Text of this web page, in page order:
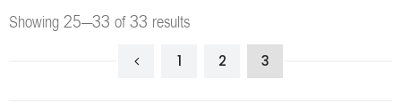
Showing 25–33 of 33 results
1 2 3